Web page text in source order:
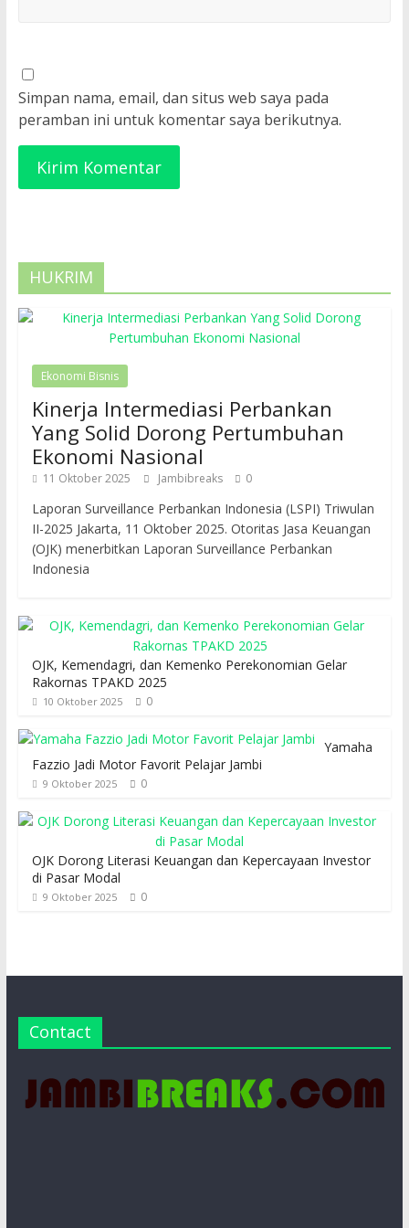
Simpan nama, email, dan situs web saya pada
peramban ini untuk komentar saya berikutnya.
HUKRIM
Ekonomi Bisnis
Kinerja Intermediasi Perbankan
Yang Solid Dorong Pertumbuhan
Ekonomi Nasional
11 Oktober 2025 Jambibreaks 0
Laporan Surveillance Perbankan Indonesia (LSPI) Triwulan
II-2025 Jakarta, 11 Oktober 2025. Otoritas Jasa Keuangan
(OJK) menerbitkan Laporan Surveillance Perbankan
Indonesia
OJK, Kemendagri, dan Kemenko Perekonomian Gelar
Rakornas TPAKD 2025
10 Oktober 2025 0
Yamaha
Fazzio Jadi Motor Favorit Pelajar Jambi
9 Oktober 2025 0
OJK Dorong Literasi Keuangan dan Kepercayaan Investor
di Pasar Modal
9 Oktober 2025 0
Contact